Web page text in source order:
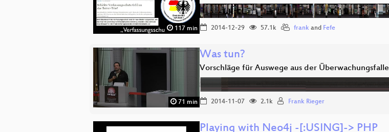
117 min 2014-12-29 57.1k frank and Fefe
71 min
Was tun?
Vorschläge für Auswege aus der Überwachungsfalle
2014-11-07 2.1k Frank Rieger
Playing with Neo4j ­-[:USING]­-> PHP